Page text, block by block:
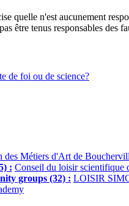
quelle n'est aucunement
être tenus responsables des
de foi ou de science?
des Métiers d'Art de
: Conseil du loisir scientifique
groups (32) : LOISIR